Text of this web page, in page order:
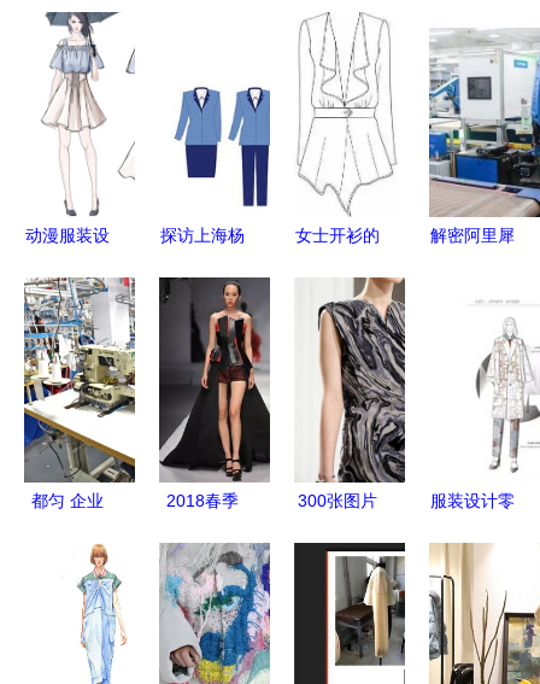
思到杰作的
创意旅程
产品、环境
与动画专业
中的服装设
计魅力
四期集中班
招生简章
动漫服装设
解构与未来
启示
探访上海杨
设计资源
打板辅导中
心现状与指
女士开衫的
享 从基础
到时尚的裁
剪奥秘
解密阿里犀
制造如何重
塑服装行业
的未来？
都匀 企业
订单，时尚
设计引领产
业升级
2018春季
科课程班招
生简章
300张图片
顶级服装设
计师”的“设
计灵感来
服装设计零
从何学起？